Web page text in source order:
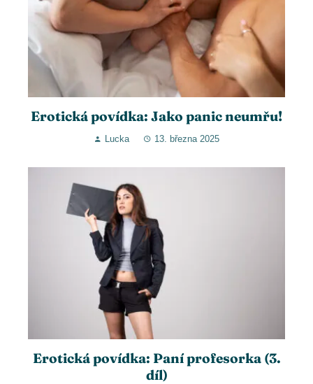
Erotická povídka: Jako panic neumřu!
Lucka 13. března 2025
Erotická povídka: Paní profesorka (3.
díl)